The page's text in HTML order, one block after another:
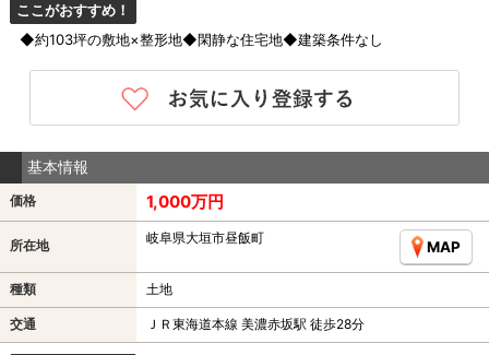
ここがおすすめ！
◆約103坪の敷地×整形地◆閑静な住宅地◆建築条件なし
基本情報
価格 1,000万円
所在地 岐阜県大垣市昼飯町
MAP
種類 土地
交通 ＪＲ東海道本線 美濃赤坂駅 徒歩28分